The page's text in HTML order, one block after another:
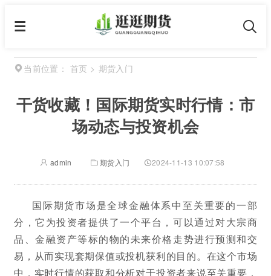
当前位置： 首页 > 期货入门
干货收藏！国际期货实时行情：市
场动态与投资机会
admin 期货入门 2024-11-13 10:07:58
国际期货市场是全球金融体系中至关重要的一部
分，它为投资者提供了一个平台，可以通过对大宗商
品、金融资产等标的物的未来价格走势进行预测和交
易，从而实现套期保值或投机获利的目的。在这个市场
中，实时行情的获取和分析对于投资者来说至关重要，